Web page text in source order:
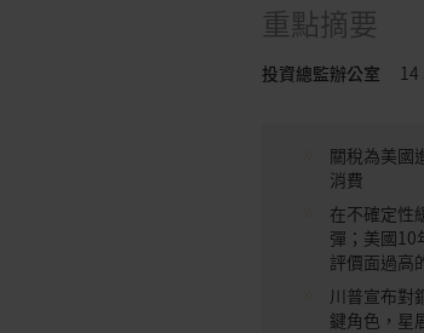
重點摘要
投資總監辦公室 14
關稅為美國
消費
在不確定性
彈；美國10
評價面過高
川普宣布對
鍵角色，星